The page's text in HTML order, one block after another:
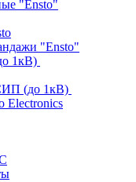
"Ensto"
"Ensto"
1кВ)
(до 1кВ)
Electronics